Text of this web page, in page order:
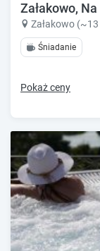
Załakowo,
Załakowo
Śniadanie
Pokaż ceny